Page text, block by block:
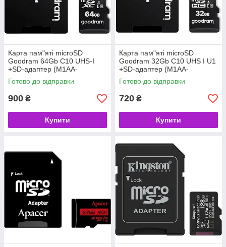
Карта пам"яті microSD
Goodram 64Gb C10 UHS-I
+SD-адаптер (M1AA-
0640R12) (код 145433)
Готово до відправки
900 ₴
Купити
Карта пам"яті microSD
Goodram 32Gb C10 UHS I U1
+SD-адаптер (M1AA-
0320R12) (код 129702)
Готово до відправки
720 ₴
Купити